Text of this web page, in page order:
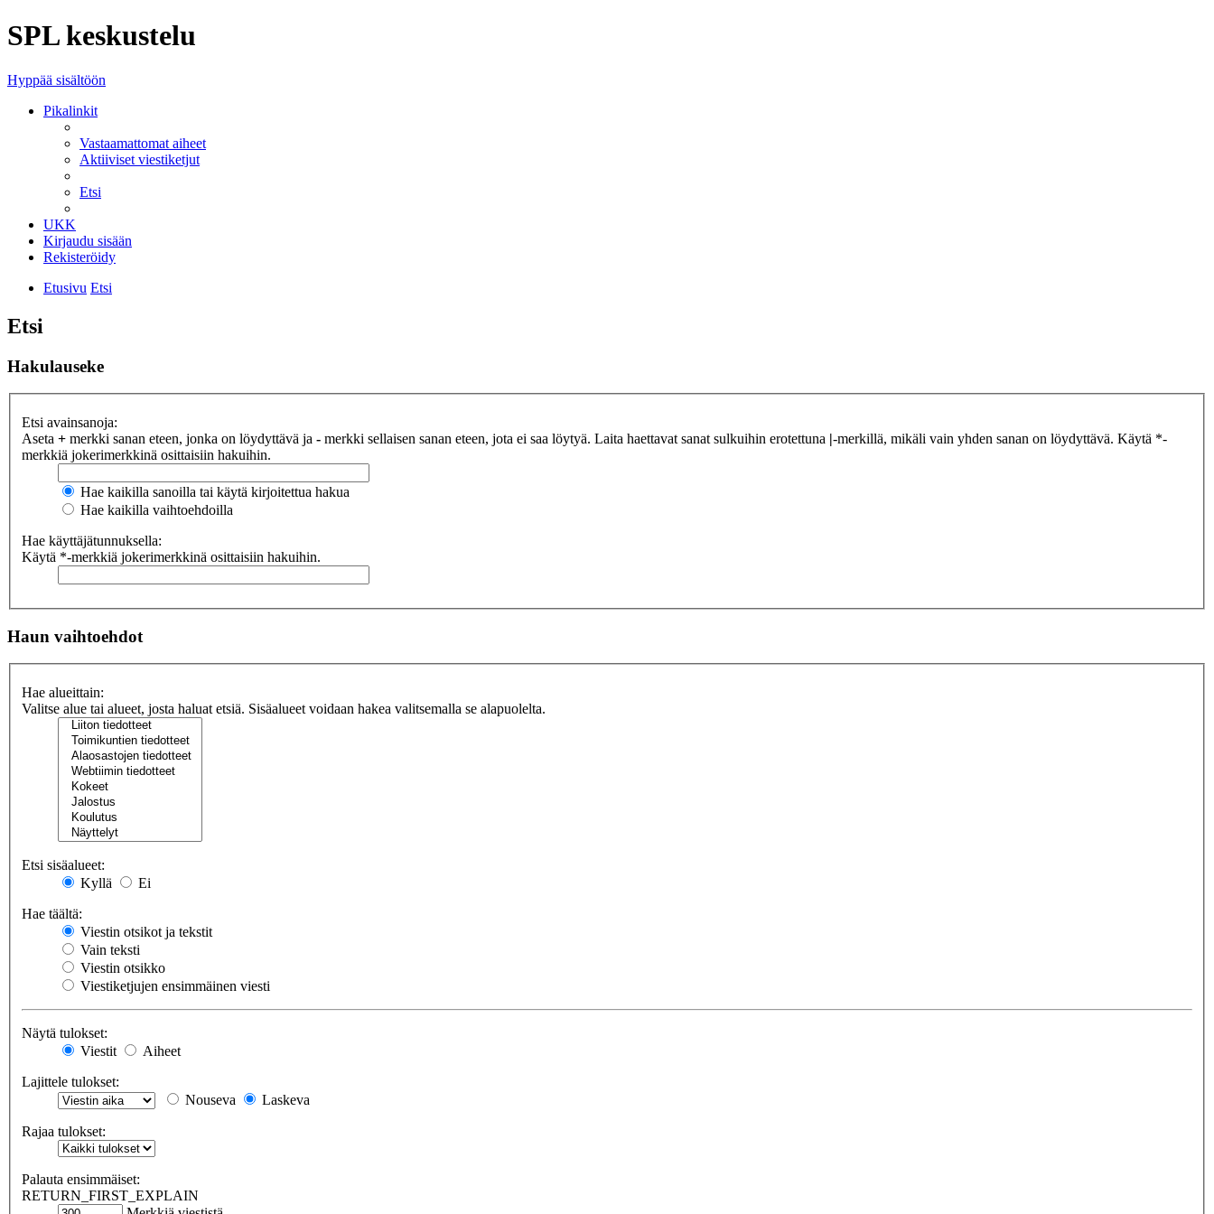
SPL keskustelu
Hyppää sisältöön
Pikalinkit
Vastaamattomat aiheet
Aktiiviset viestiketjut
Etsi
UKK
Kirjaudu sisään
Rekisteröidy
Etusivu Etsi
Etsi
Hakulauseke
Etsi avainsanoja:
Aseta + merkki sanan eteen, jonka on löydyttävä ja - merkki sellaisen sanan eteen, jota ei saa löytyä. Laita haettavat sanat sulkuihin erotettuna |-merkillä, mikäli vain yhden sanan on löydyttävä. Käytä *-
merkkiä jokerimerkkinä osittaisiin hakuihin.
Hae kaikilla sanoilla tai käytä kirjoitettua hakua
Hae kaikilla vaihtoehdoilla
Hae käyttäjätunnuksella:
Käytä *-merkkiä jokerimerkkinä osittaisiin hakuihin.
Haun vaihtoehdot
Hae alueittain:
Valitse alue tai alueet, josta haluat etsiä. Sisäalueet voidaan hakea valitsemalla se alapuolelta.
Etsi sisäalueet:
Kyllä
Ei
Hae täältä:
Viestin otsikot ja tekstit
Vain teksti
Viestin otsikko
Viestiketjujen ensimmäinen viesti
Näytä tulokset:
Viestit
Aiheet
Lajittele tulokset:
Nouseva
Laskeva
Rajaa tulokset:
Palauta ensimmäiset:
RETURN_FIRST_EXPLAIN